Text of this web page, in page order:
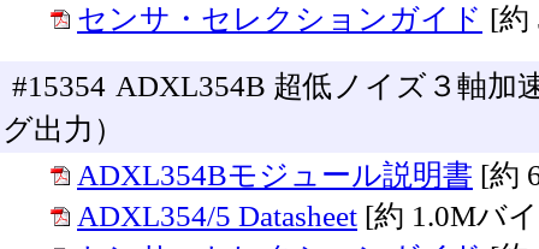
センサ・セレクションガイド [約
#15354 ADXL354B 超低ノイズ３軸加
グ出力）
ADXL354Bモジュール説明書 [約
ADXL354/5 Datasheet [約 1.0Mバ